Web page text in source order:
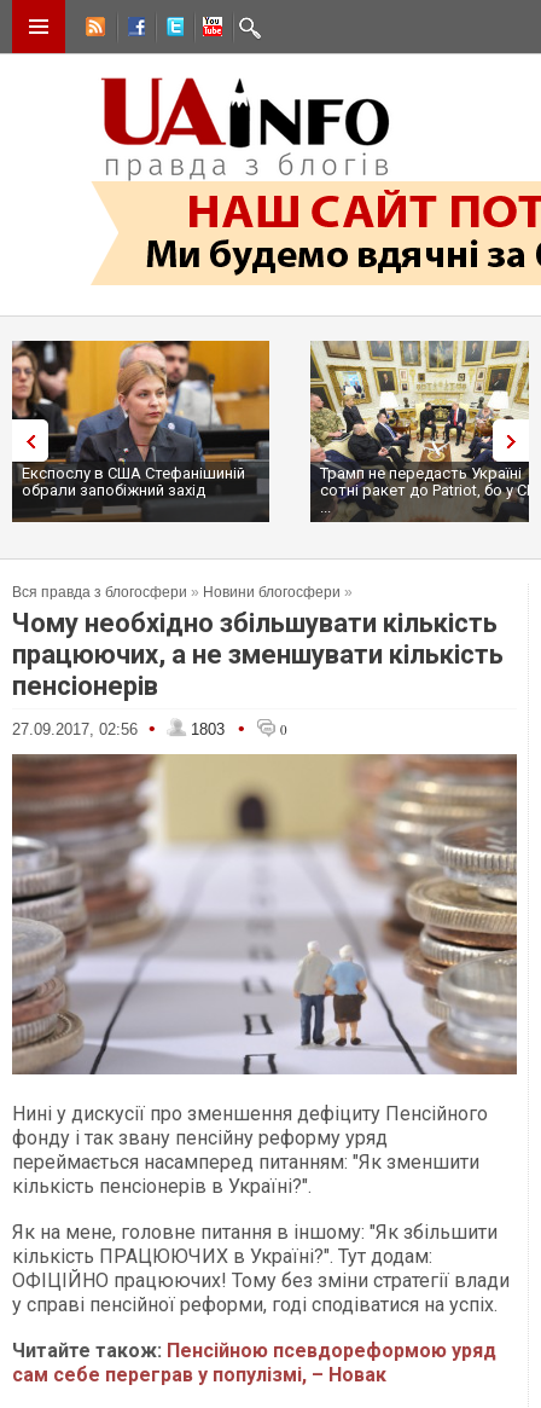
Експослу в США Стефанішиній
обрали запобіжний захід
Трамп не передасть Україні
сотні ракет до Patriot, бо у
...
Вся правда з блогосфери » Новини блогосфери »
Чому необхідно збільшувати кількість
працюючих, а не зменшувати кількість
пенсіонерів
27.09.2017, 02:56 • 1803 • 0
Нині у дискусії про зменшення дефіциту Пенсійного
фонду і так звану пенсійну реформу уряд
переймається насамперед питанням: "Як зменшити
кількість пенсіонерів в Україні?".
Як на мене, головне питання в іншому: "Як збільшити
кількість ПРАЦЮЮЧИХ в Україні?". Тут додам:
ОФІЦІЙНО працюючих! Тому без зміни стратегії влади
у справі пенсійної реформи, годі сподіватися на успіх.
Читайте також: Пенсійною псевдореформою уряд
сам себе переграв у популізмі, – Новак